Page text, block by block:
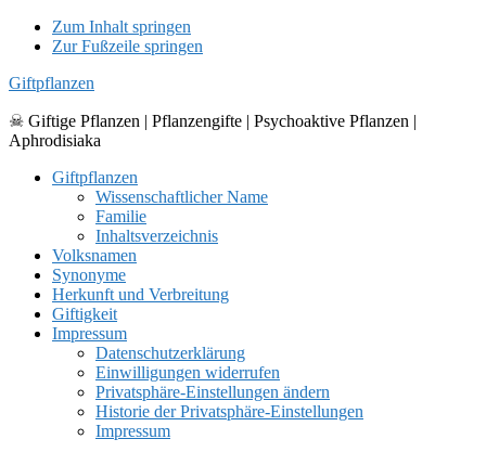
Zum Inhalt springen
Zur Fußzeile springen
Giftpflanzen
☠ Giftige Pflanzen | Pflanzengifte | Psychoaktive Pflanzen |
Aphrodisiaka
Giftpflanzen
Wissenschaftlicher Name
Familie
Inhaltsverzeichnis
Volksnamen
Synonyme
Herkunft und Verbreitung
Giftigkeit
Impressum
Datenschutzerklärung
Einwilligungen widerrufen
Privatsphäre-Einstellungen ändern
Historie der Privatsphäre-Einstellungen
Impressum